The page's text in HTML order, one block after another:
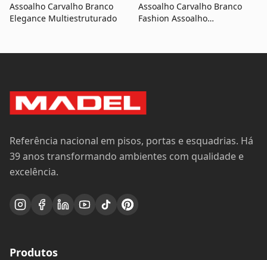
Assoalho Carvalho Branco
Elegance Multiestruturado
Assoalho Carvalho Branco
Fashion Assoalho
Referência nacional em pisos, portas e esquadrias. Há
39 anos transformando ambientes com qualidade e
excelência.
Produtos